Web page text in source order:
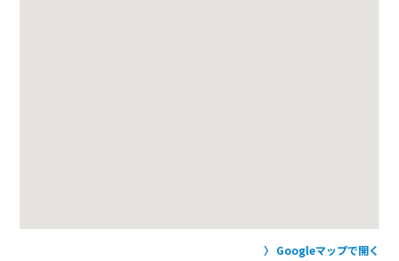
Googleマップで開く